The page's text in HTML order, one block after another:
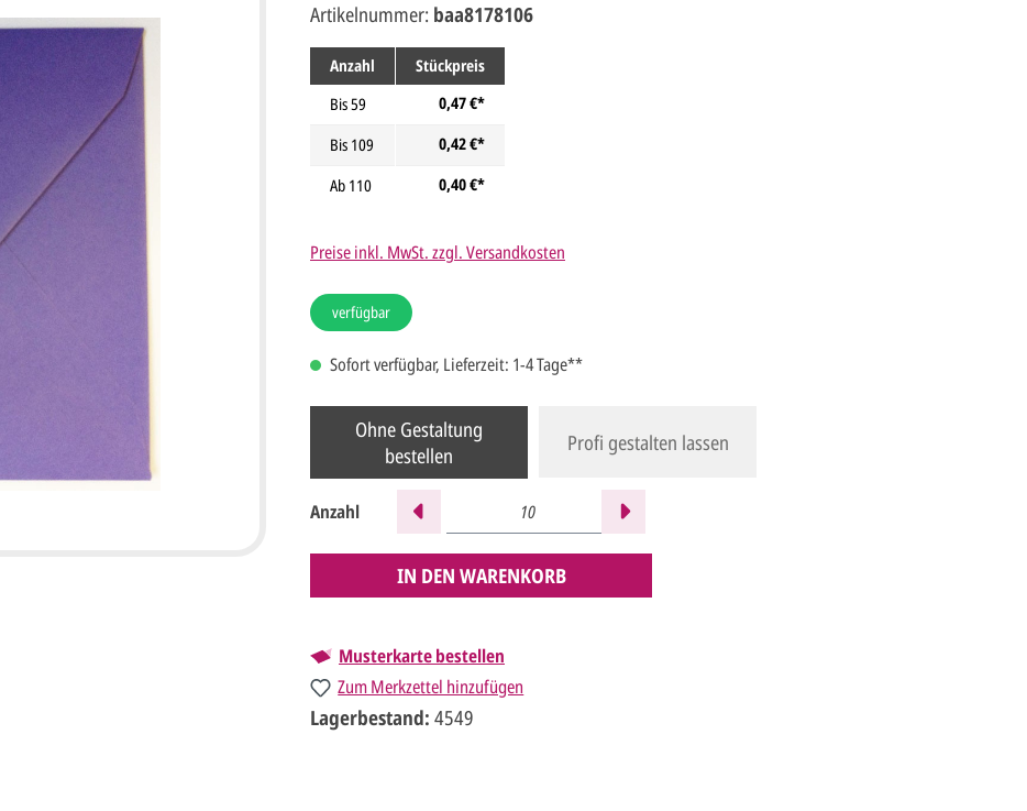
Anzahl
Stückpreis
Bis59
0,47 €*
Bis 109
0,42 €*
Ab 110 0,40 €*
Preise inkl. MwSt. zzgl. Versandkosten
verfügbar
Sofort verfügbar, Lieferzeit: 1-4 Tage**
Ohne Gestaltung
bestellen
Profi gestalten lassen
Anzahl
IN DEN WARENKORB
Musterkarte bestellen
Zum Merkzettel hinzufügen
Artikelnummer: baa8178106
Lagerbestand: 4549